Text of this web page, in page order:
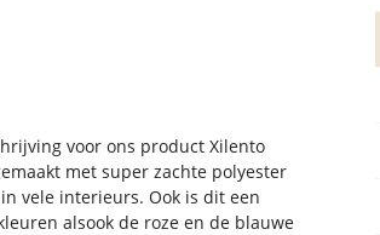
voor ons product Xilento
met super zachte polyester
vele interieurs. Ook is dit een
alsook de roze en de blauwe